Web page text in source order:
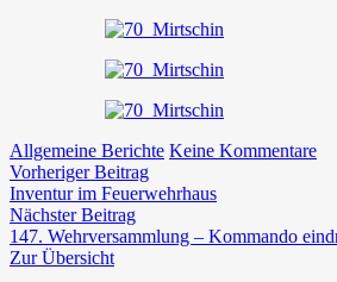
Allgemeine Berichte Keine Kommentarezu
Beitragsnavigation
Vorheriger BeitragVorheriger
Beitrag:
Inventur im Feuerwehrhaus
Nächster BeitragNächster
Beitrag:
147. Wehrversammlung – Kommando
Zur Übersicht